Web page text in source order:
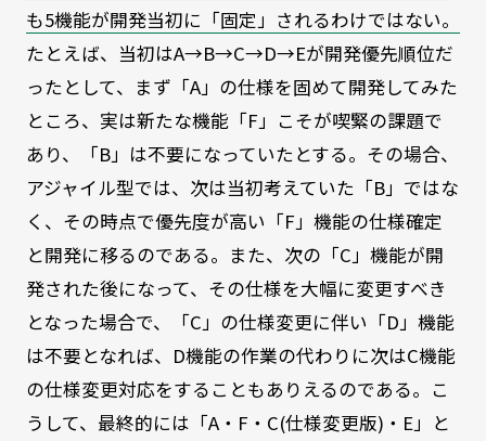
も5機能が開発当初に「固定」されるわけではない。
たとえば、当初はA→B→C→D→Eが開発優先順位だ
ったとして、まず「A」の仕様を固めて開発してみた
ところ、実は新たな機能「F」こそが喫緊の課題で
あり、「B」は不要になっていたとする。その場合、
アジャイル型では、次は当初考えていた「B」ではな
く、その時点で優先度が高い「F」機能の仕様確定
と開発に移るのである。また、次の「C」機能が開
発された後になって、その仕様を大幅に変更すべき
となった場合で、「C」の仕様変更に伴い「D」機能
は不要となれば、D機能の作業の代わりに次はC機能
の仕様変更対応をすることもありえるのである。こ
うして、最終的には「A・F・C(仕様変更版)・E」と